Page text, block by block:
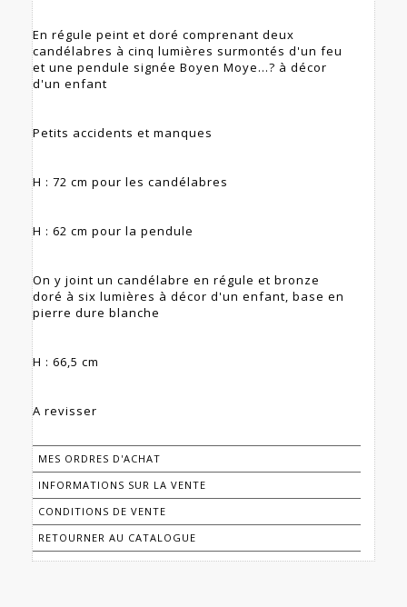
En régule peint et doré comprenant deux
candélabres à cinq lumières surmontés d'un feu
et une pendule signée Boyen Moye...? à décor
d'un enfant
Petits accidents et manques
H : 72 cm pour les candélabres
H : 62 cm pour la pendule
On y joint un candélabre en régule et bronze
doré à six lumières à décor d'un enfant, base en
pierre dure blanche
H : 66,5 cm
A revisser
MES ORDRES D'ACHAT
INFORMATIONS SUR LA VENTE
CONDITIONS DE VENTE
RETOURNER AU CATALOGUE